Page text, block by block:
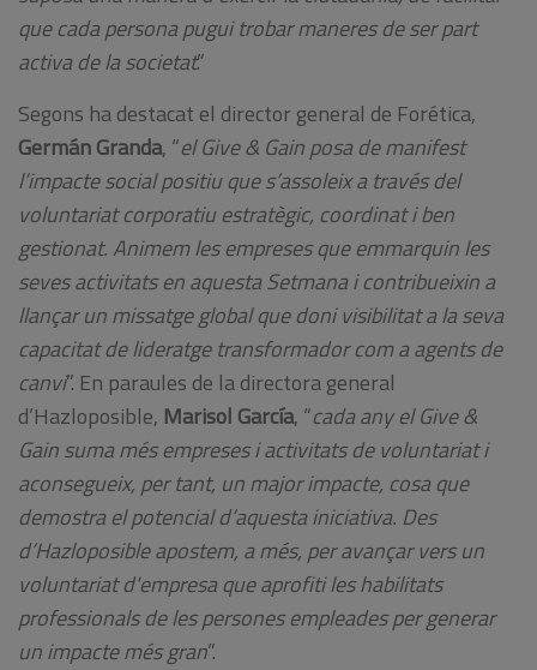
que cada persona pugui trobar maneres de ser part
activa de la societat.”
Segons ha destacat el director general de Forética,
Germán Granda, “el Give & Gain posa de manifest
l’impacte social positiu que s’assoleix a través del
voluntariat corporatiu estratègic, coordinat i ben
gestionat. Animem les empreses que emmarquin les
seves activitats en aquesta Setmana i contribueixin a
llançar un missatge global que doni visibilitat a la seva
capacitat de lideratge transformador com a agents de
canvi”. En paraules de la directora general
d’Hazloposible, Marisol García, “cada any el Give &
Gain suma més empreses i activitats de voluntariat i
aconsegueix, per tant, un major impacte, cosa que
demostra el potencial d’aquesta iniciativa. Des
d’Hazloposible apostem, a més, per avançar vers un
voluntariat d'empresa que aprofiti les habilitats
professionals de les persones empleades per generar
un impacte més gran”.